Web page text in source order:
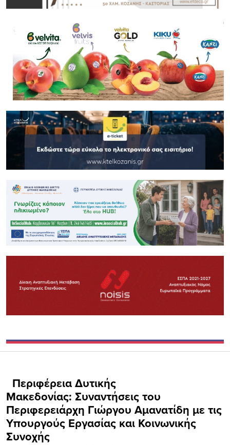
Περιφέρεια Δυτικής
Μακεδονίας: Συναντήσεις του
Περιφερειάρχη Γιώργου Αμανατίδη με τις
Υπουργούς Εργασίας και Κοινωνικής
Συνοχής